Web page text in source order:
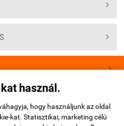
használ.
hogy használjunk az oldal
kat. Statisztikai, marketing célú


